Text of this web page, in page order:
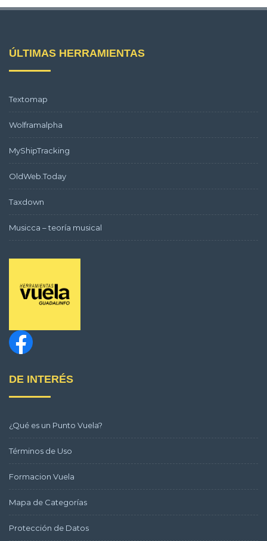
ÚLTIMAS HERRAMIENTAS
Textomap
Wolframalpha
MyShipTracking
OldWeb.Today
Taxdown
Musicca – teoría musical
DE INTERÉS
¿Qué es un Punto Vuela?
Términos de Uso
Formacion Vuela
Mapa de Categorías
Protección de Datos